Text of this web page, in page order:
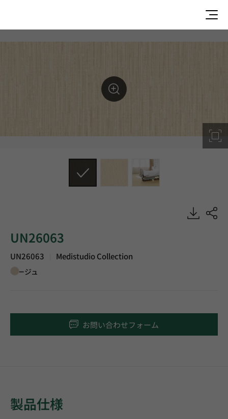
UN26063, Medistudio, Heterogeneous Sheet, HFLOR
UN26063
UN26063 Medistudio Collection
ベージュ
お問い合わせフォーム
製品仕様